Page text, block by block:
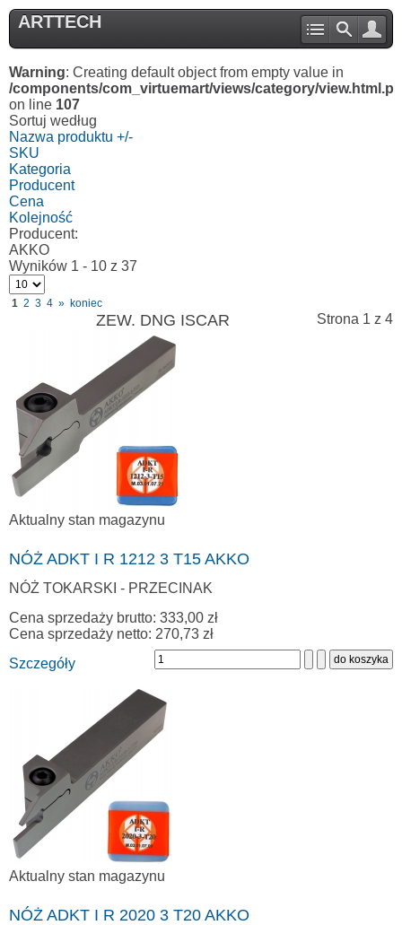
ARTTECH
Warning: Creating default object from empty value in
/components/com_virtuemart/views/category/
on line 107
Sortuj według
Nazwa produktu +/-
SKU
Kategoria
Producent
Cena
Kolejność
Producent:
AKKO
Wyników 1 - 10 z 37
1 2 3 4 » koniec
Strona 1 z 4
ZEW. DNG ISCAR
Aktualny stan magazynu
NÓŻ ADKT I R 1212 3 T15 AKKO
NÓŻ TOKARSKI - PRZECINAK
Cena sprzedaży brutto: 333,00 zł
Cena sprzedaży netto: 270,73 zł
Szczegóły
Aktualny stan magazynu
NÓŻ ADKT I R 2020 3 T20 AKKO